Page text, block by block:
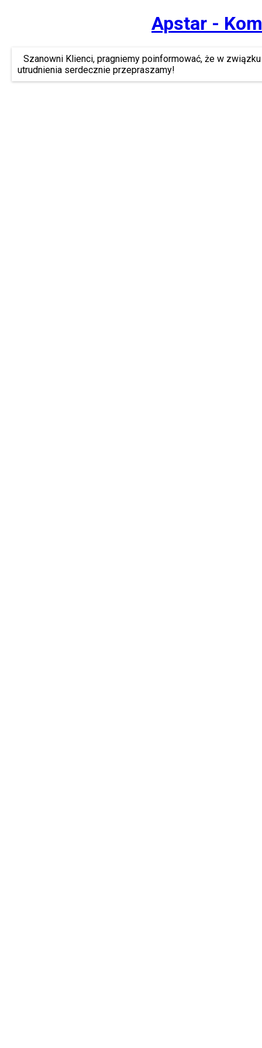
Apstar -
Szanowni Klienci, pragniemy poinformować, że w
utrudnienia serdecznie przepraszamy!